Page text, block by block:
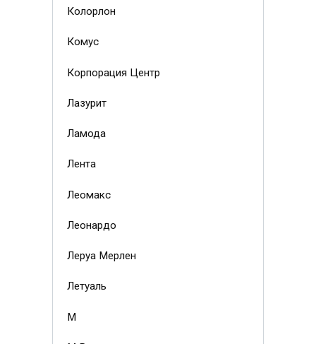
Колорлон
Комус
Корпорация Центр
Лазурит
Ламода
Лента
Леомакс
Леонардо
Леруа Мерлен
Летуаль
М